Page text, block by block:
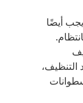
أيضًا
التنظيف،